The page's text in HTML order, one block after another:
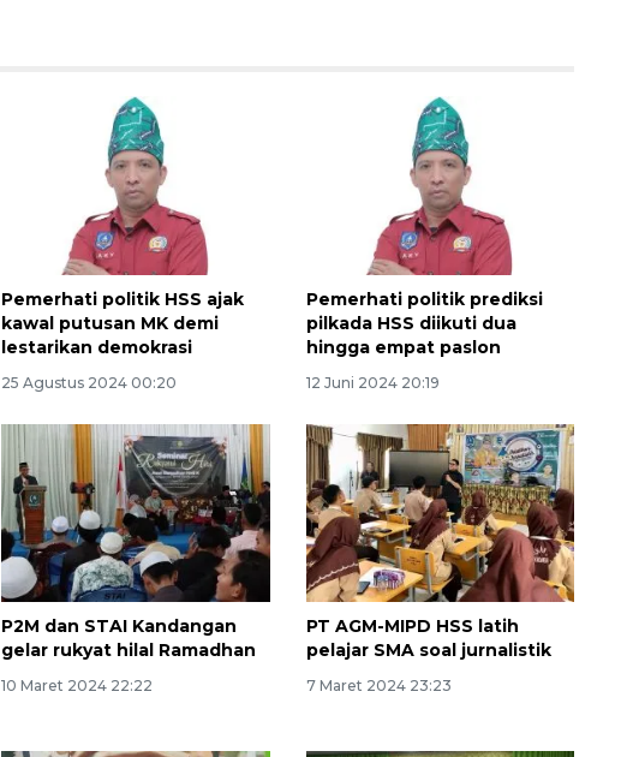
Pemerhati politik HSS ajak
kawal putusan MK demi
lestarikan demokrasi
25 Agustus 2024 00:20
Pemerhati politik prediksi
pilkada HSS diikuti dua
hingga empat paslon
12 Juni 2024 20:19
P2M dan STAI Kandangan
gelar rukyat hilal Ramadhan
10 Maret 2024 22:22
PT AGM-MIPD HSS latih
pelajar SMA soal jurnalistik
7 Maret 2024 23:23
160 ribu sambungan baru
jaringan gas 2026
2026-08-07 18:00:00